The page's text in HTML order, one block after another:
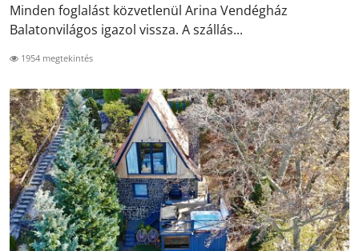
Minden foglalást közvetlenül Arina Vendégház
Balatonvilágos igazol vissza. A szállás...
1954 megtekintés